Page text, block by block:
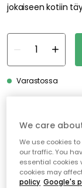
jokaiseen kotiin
Varastossa
Ilmainen
Nopeat ja
Avoin
We care
We use cookies
our traffic. You
essential cookies
cookies may
policy Google's